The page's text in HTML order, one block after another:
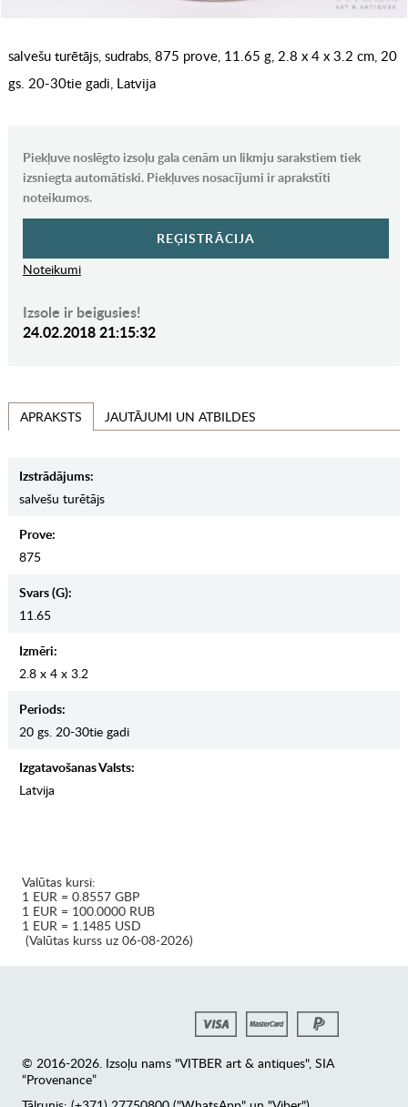
salvešu turētājs, sudrabs, 875 prove, 11.65 g, 2.8 x 4 x 3.2 cm, 20
gs. 20-30tie gadi, Latvija
Piekļuve noslēgto izsoļu gala cenām un likmju sarakstiem tiek
izsniegta automātiski. Piekļuves nosacījumi ir aprakstīti
noteikumos.
REĢISTRĀCIJA
Noteikumi
Izsole ir beigusies!
24.02.2018 21:15:32
APRAKSTS JAUTĀJUMI UN ATBILDES
Izstrādājums:
salvešu turētājs
Prove:
875
Svars (g):
11.65
Izmēri:
2.8 x 4 x 3.2
Periods:
20 gs. 20-30tie gadi
Izgatavošanas Valsts:
Latvija
Valūtas kursi:
1 EUR = 0.8557 GBP
1 EUR = 100.0000 RUB
1 EUR = 1.1485 USD
(Valūtas kurss uz 06-08-2026)
© 2016-2026. Izsoļu nams "VITBER art & antiques", SIA
“Provenance”